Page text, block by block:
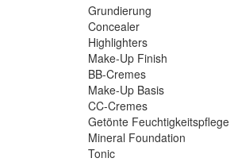
Grundierung
Concealer
Highlighters
Make-Up Finish
BB-Cremes
Make-Up Basis
CC-Cremes
Getönte Feuchtigkeitspflege
Mineral Foundation
Tonic